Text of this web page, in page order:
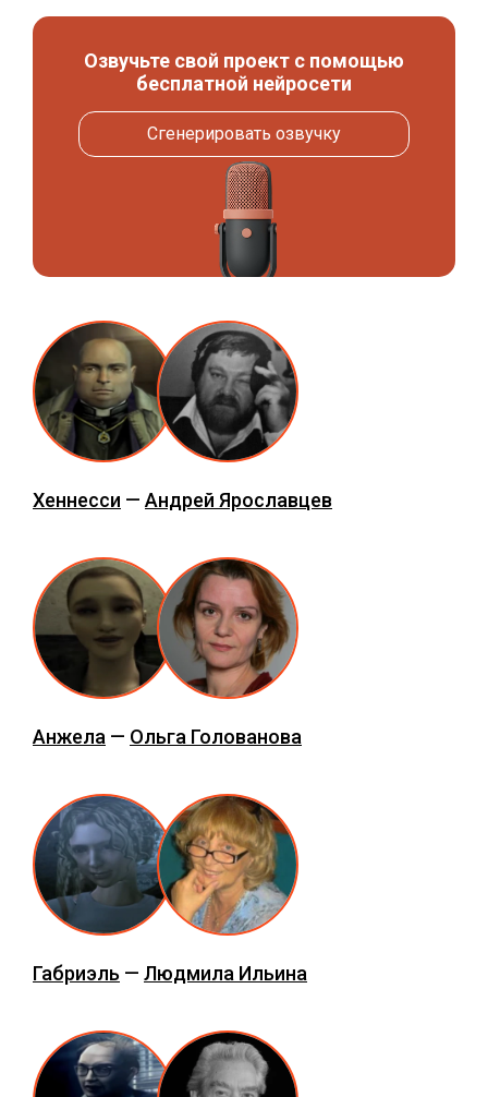
Озвучьте свой проект с помощью
бесплатной нейросети
Сгенерировать озвучку
Хеннесси — Андрей Ярославцев
Анжела — Ольга Голованова
Габриэль — Людмила Ильина